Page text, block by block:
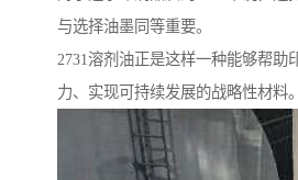
与选择油墨同等重要。
2731溶剂油正是这样一种能够帮助
力、实现可持续发展的战略性材料。